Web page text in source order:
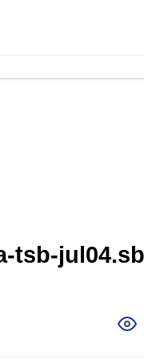
tsb-